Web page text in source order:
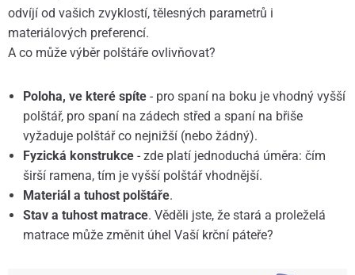
odvíjí od vašich zvyklostí, tělesných parametrů i
materiálových preferencí.
A co může výběr polštáře ovlivňovat?
Poloha, ve které spíte - pro spaní na boku je vhodný vyšší
polštář, pro spaní na zádech střed a spaní na břiše
vyžaduje polštář co nejnižší (nebo žádný).
Fyzická konstrukce - zde platí jednoduchá úměra: čím
širší ramena, tím je vyšší polštář vhodnější.
Materiál a tuhost polštáře.
Stav a tuhost matrace. Věděli jste, že stará a proleželá
matrace může změnit úhel Vaší krční páteře?